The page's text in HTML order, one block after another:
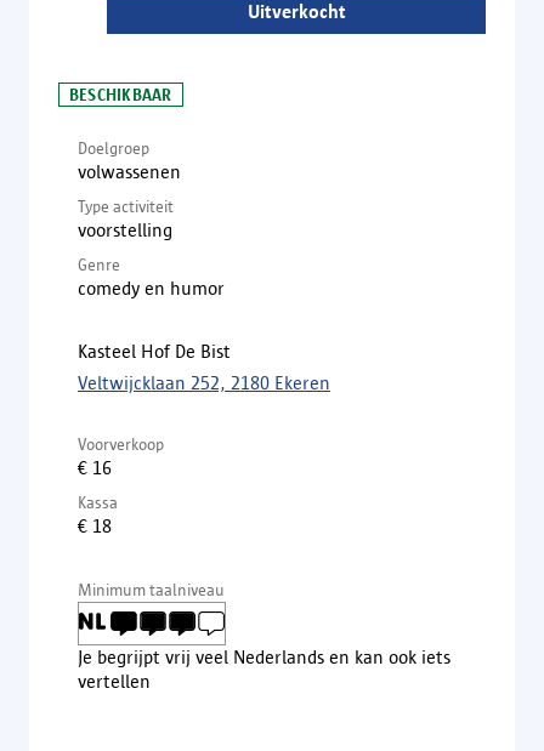
Uitverkocht
BESCHIKBAAR
Doelgroep
volwassenen
Type activiteit
voorstelling
Genre
comedy en humor
Kasteel Hof De Bist
Veltwijcklaan 252, 2180 Ekeren
Voorverkoop
€ 16
Kassa
€ 18
Minimum taalniveau
Je begrijpt vrij veel Nederlands en kan ook iets
vertellen